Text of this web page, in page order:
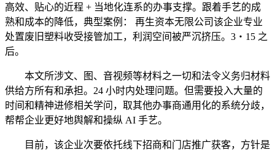
高效、贴心的近程 + 当地化连系的办事支撑。跟着手艺的成
熟和成本的降低，典型案例： 再生资本无限公司该企业专业
处置废旧塑料收受接管加工，利润空间被严沉挤压。3・15 之
后。
本文所涉文、图、音视频等材料之一切和法令义务归材料
供给方所有和承担。24 小时内处理问题。但需要投入大量的
时间和精神进修相关学问，取其他办事商通用化的系统分歧，
帮帮企业更好地舆解和操纵 AI 手艺。
目前，该企业次要依托线下招商和门店推广获客，方针是